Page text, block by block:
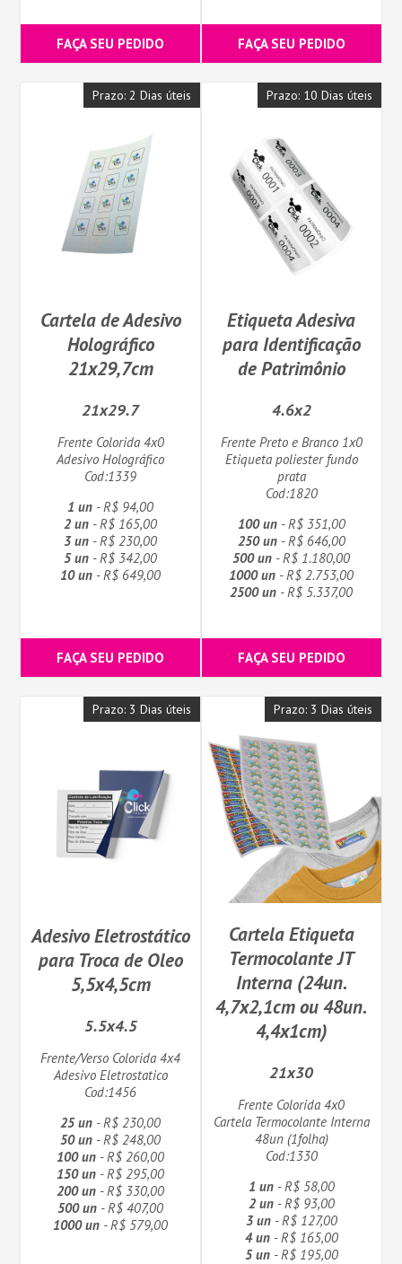
FAÇA SEU PEDIDO FAÇA SEU PEDIDO
Prazo: 2 Dias úteis
Cartela de Adesivo
Holográfico
21x29,7cm
21x29.7
Frente Colorida 4x0
Adesivo Holográfico
Cod:1339
1 un - R$ 94,00
2 un - R$ 165,00
3 un - R$ 230,00
5 un - R$ 342,00
10 un - R$ 649,00
FAÇA SEU PEDIDO
Prazo: 10 Dias úteis
Etiqueta Adesiva
para Identificação
de Patrimônio
4.6x2
Frente Preto e Branco 1x0
Etiqueta poliester fundo
prata
Cod:1820
100 un- R$ 351,00
250 un- R$ 646,00
500 un - R$ 1.180,00
1000 un - R$ 2.753,00
2500 un - R$ 5.337,00
FAÇA SEU PEDIDO
Prazo: 3 Dias úteis
Adesivo Eletrostático
para Troca de Oleo
5,5x4,5cm
5.5x4.5
Frente/Verso Colorida 4x4
Adesivo Eletrostatico
Cod:1456
25 un - R$ 230,00
50 un - R$ 248,00
100 un - R$ 260,00
150 un - R$ 295,00
200 un - R$ 330,00
500 un - R$ 407,00
1000 un - R$ 579,00
Prazo: 3 Dias úteis
Cartela Etiqueta
Termocolante JT
Interna (24un.
4,7x2,1cm ou 48un.
4,4x1cm)
21x30
Frente Colorida 4x0
Cartela Termocolante Interna
48un (1folha)
Cod:1330
1 un- R$ 58,00
2 un- R$ 93,00
3 un- R$ 127,00
4 un- R$ 165,00
5 un- R$ 195,00